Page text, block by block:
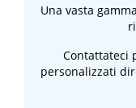
Una vasta
Contattateci
personalizzati